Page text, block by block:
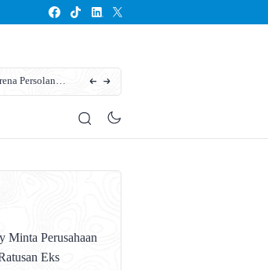
Persolan
Karhutla Kotim Meluas, BPBD Sebut Sudah
Minta Perusahaan
Eks